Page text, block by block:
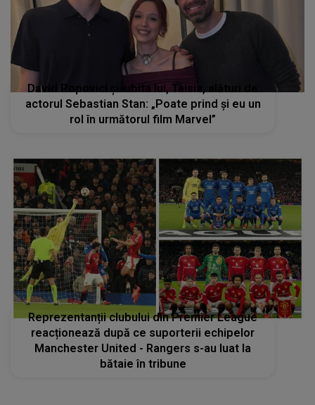
David Popovici și iubita lui, Taisia, alături de
actorul Sebastian Stan: „Poate prind şi eu un
rol în următorul film Marvel”
Reprezentanții clubului din Premier League
reacționează după ce suporterii echipelor
Manchester United - Rangers s-au luat la
bătaie în tribune